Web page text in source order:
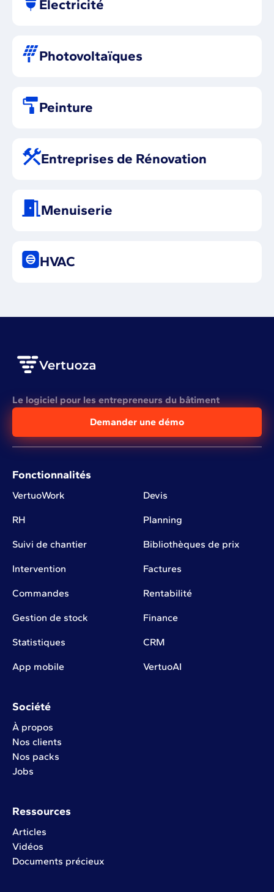
Electricité
Photovoltaïques
Peinture
Entreprises de Rénovation
Menuiserie
HVAC
Le logiciel pour les entrepreneurs du bâtiment
Demander une démo
Fonctionnalités
VertuoWork Devis
RH Planning
Suivi de chantier Bibliothèques de prix
Intervention Factures
Commandes Rentabilité
Gestion de stock Finance
Statistiques CRM
App mobile VertuoAI
Société
À propos
Nos clients
Nos packs
Jobs
Ressources
Articles
Vidéos
Documents précieux